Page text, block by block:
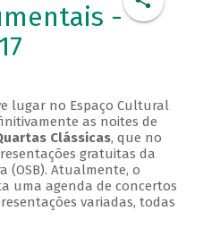
-
lugar no Espaço Cultural
as noites de
Clássicas, que no
gratuitas da
(OSB). Atualmente, o
uma agenda de concertos
variadas, todas